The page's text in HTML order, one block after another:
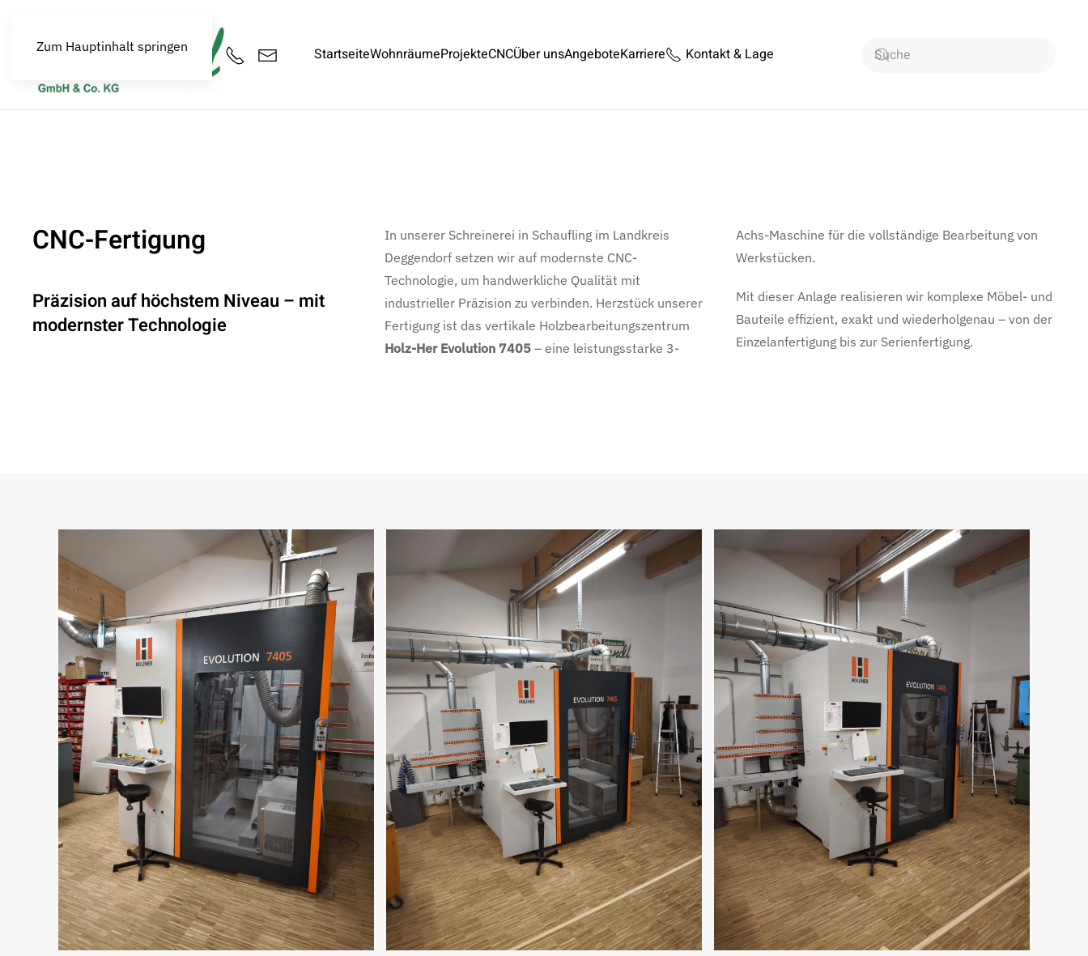
Zum Hauptinhalt springen StartseiteWohnräumeProjekteCNCÜber unsAngeboteKarriere Kontakt & Lage
CNC-Fertigung
Präzision auf höchstem Niveau – mit
modernster Technologie
In unserer Schreinerei in Schaufling im Landkreis
Deggendorf setzen wir auf modernste CNC-
Technologie, um handwerkliche Qualität mit
industrieller Präzision zu verbinden. Herzstück unserer
Fertigung ist das vertikale Holzbearbeitungszentrum
Holz-Her Evolution 7405– eine leistungsstarke 3-
Achs-Maschine für die vollständige Bearbeitung von
Werkstücken.
Mit dieser Anlage realisieren wir komplexe Möbel- und
Bauteile effizient, exakt und wiederholgenau – von der
Einzelanfertigung bis zur Serienfertigung.